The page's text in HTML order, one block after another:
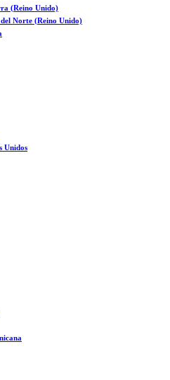
(Reino Unido)
Norte (Reino Unido)
Unidos